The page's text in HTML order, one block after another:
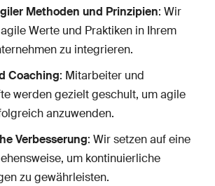
Methoden und Prinzipien: Wir
Werte und Praktiken in Ihrem
zu integrieren.
Coaching: Mitarbeiter und
werden gezielt geschult, um agile
anzuwenden.
Verbesserung: Wir setzen auf eine
um kontinuierliche
zu gewährleisten.